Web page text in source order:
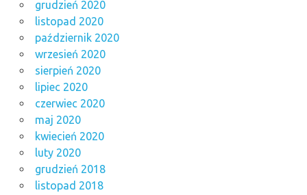
grudzień 2020
listopad 2020
październik 2020
wrzesień 2020
sierpień 2020
lipiec 2020
czerwiec 2020
maj 2020
kwiecień 2020
luty 2020
grudzień 2018
listopad 2018